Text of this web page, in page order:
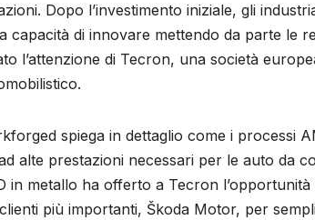
Dopo l’investimento iniziale, gli
capacità di innovare mettendo da parte le
l’attenzione di Tecron, una società
spiega in dettaglio come i processi
alte prestazioni necessari per le auto da
in metallo ha offerto a Tecron
più importanti, Škoda Motor, per